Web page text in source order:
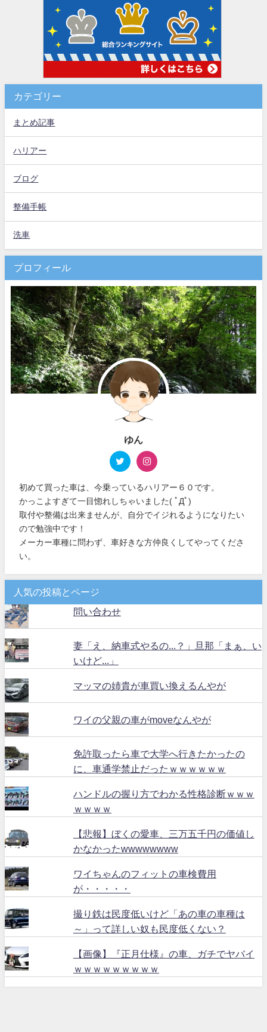
カテゴリー
まとめ記事
ハリアー
ブログ
整備手帳
洗車
プロフィール
ゆん
初めて買った車は、今乗っているハリアー６０です。
かっこよすぎて一目惚れしちゃいました( ﾟДﾟ)
取付や整備は出来ませんが、自分でイジれるようになりたい
ので勉強中です！
メーカー車種に問わず、車好きな方仲良くしてやってくださ
い。
人気の投稿とページ
問い合わせ
妻「え、納車式やるの...？」旦那「まぁ、い
いけど...」
マッマの姉貴が車買い換えるんやが
ワイの父親の車がmoveなんやが
免許取ったら車で大学へ行きたかったの
に、車通学禁止だったｗｗｗｗｗｗ
ハンドルの握り方でわかる性格診断ｗｗｗ
ｗｗｗｗ
【悲報】ぼくの愛車、三万五千円の価値し
かなかったwwwwwwww
ワイちゃんのフィットの車検費用
が・・・・・
撮り鉄は民度低いけど「あの車の車種は
～」って詳しい奴も民度低くない？
【画像】『正月仕様』の車、ガチでヤバイ
ｗｗｗｗｗｗｗｗｗ